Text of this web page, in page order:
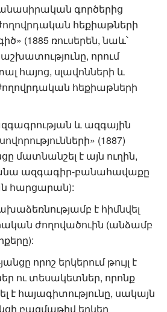
գործերից
հեքիաթների
(1885 ռուսերեն, նաև՝
որում
հայոց, սլավոնների և
հեքիաթների
և ազգային
(1887)
մատնանշել է այն ուղին,
ազգագիր-բանահավաքը
հարցարան):
է հիմնվել
ժողովածուին (անձամբ
որոշ երկերում թույլ է
ու տեսակետներ, որոնք
է հայագիտությունը, սակայն
բազմաթիվ երկեր